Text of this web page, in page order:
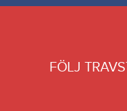
FÖLJ